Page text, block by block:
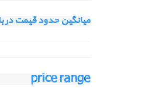
میانگین حدود قیمت در
price range